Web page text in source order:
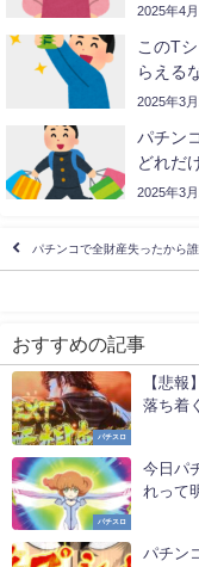
2025年4
このT
らえる
2025年3
パチン
どれだ
2025年3
パチンコで全財産失ったから
おすすめの記事
パチスロ
【悲報
落ち着く
パチスロ
今日パ
れって
パチン